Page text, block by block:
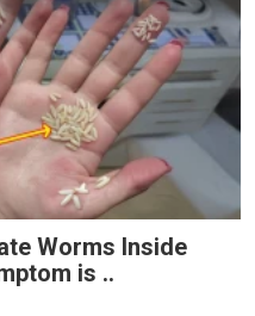
Worms Inside
is ..